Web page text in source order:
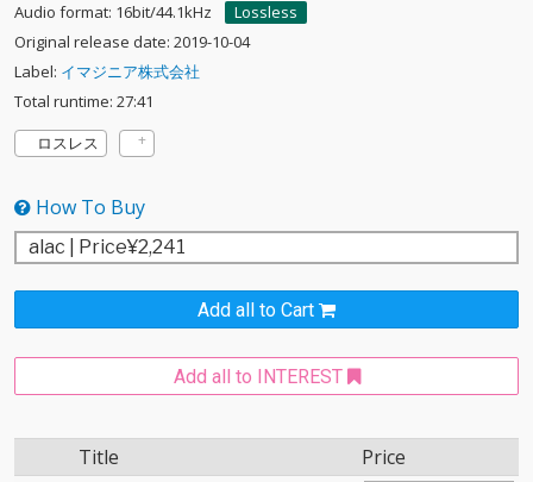
Audio format: 16bit/44.1kHz
Lossless
Original release date: 2019-10-04
Label: イマジニア株式会社
Total runtime: 27:41
ロスレス
How To Buy
Add all to Cart
Add all to INTEREST
Title Price